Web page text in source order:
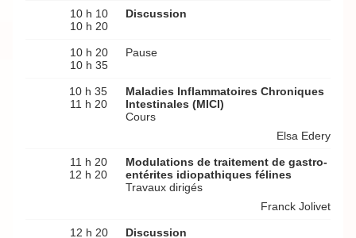
10 h 10
10 h 20
Discussion
10 h 20
10 h 35
Pause
10 h 35
11 h 20
Maladies Inflammatoires Chroniques
Intestinales (MICI)
Cours
Elsa Edery
11 h 20
12 h 20
Modulations de traitement de gastro-
entérites idiopathiques félines
Travaux dirigés
Franck Jolivet
12 h 20
Discussion